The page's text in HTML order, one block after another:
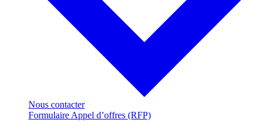
Nous contacter
Formulaire Appel d’offres (RFP)